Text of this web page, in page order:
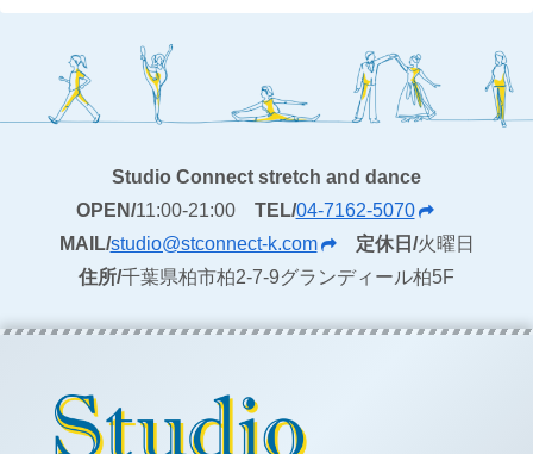
Studio Connect stretch and dance
OPEN/11:00-21:00 TEL/04-7162-5070
MAIL/studio@stconnect-k.com 定休日/火曜日
住所/千葉県柏市柏2-7-9グランディール柏5F